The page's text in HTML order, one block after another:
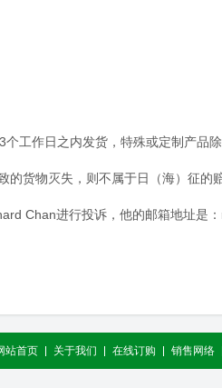
工作日之内发货，特殊或定制产品除
货物灭失，则不属于日（海）征的
Chan进行投诉，他的邮箱地址是：
站首页 关于我们 在线订购 销售网络